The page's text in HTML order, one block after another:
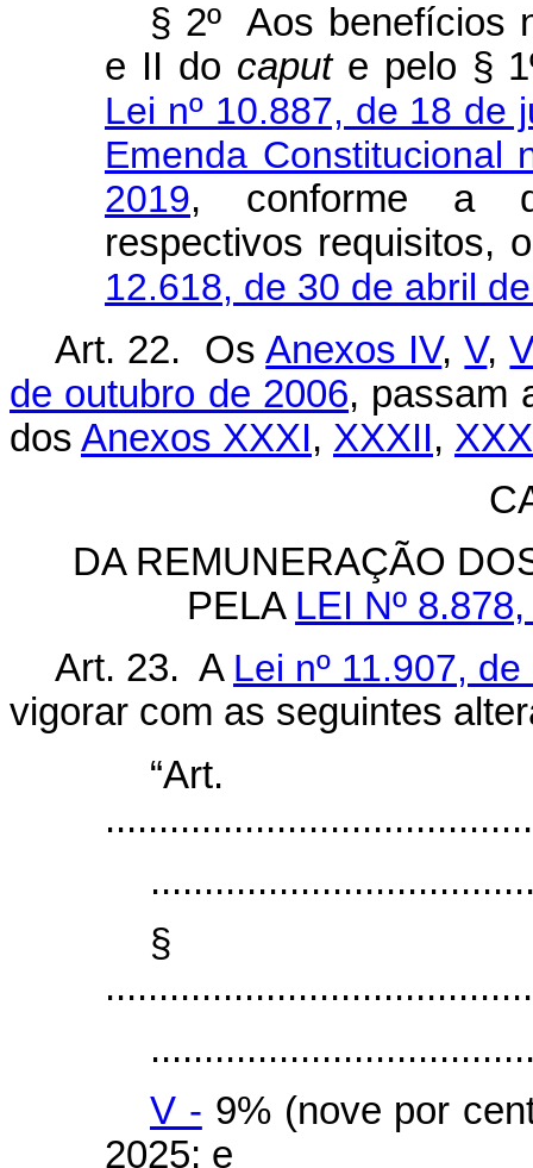
§ 2º Aos benefícios
e II do capute pelo §
Lei nº 10.887, de 18 de
Emenda Constitucional
2019, conforme a
respectivos requisitos,
12.618, de 30 de abril
Art. 22. OsAnexos IV,V,
de outubro de 2006, passam
dos Anexos XXXI, XXXII,
DA REMUNERAÇÃO
PELA LEI Nº
Art. 23. A Lei nº 11.907,
vigorar com as seguintes
§
V - 9% (nove por
2025; e